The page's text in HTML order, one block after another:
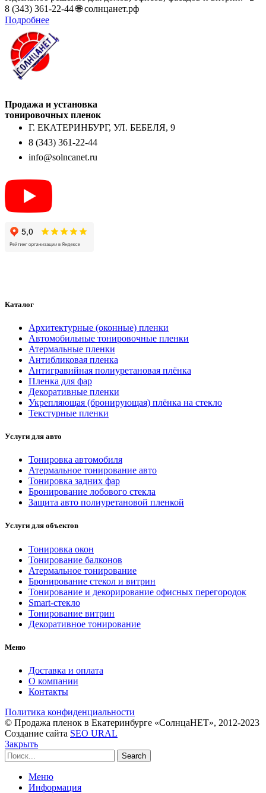
8 (343) 361-22-44 🌐 солнцанет.рф
Подробнее
Продажа и установка
тонировочных пленок
Г. ЕКАТЕРИНБУРГ, УЛ. БЕБЕЛЯ, 9
8 (343) 361-22-44
info@solncanet.ru
Каталог
Архитектурные (оконные) пленки
Автомобильные тонировочные пленки
Атермальные пленки
Антибликовая пленка
Антигравийная полиуретановая плёнка
Пленка для фар
Декоративные пленки
Укрепляющая (бронирующая) плёнка на стекло
Текстурные пленки
Услуги для авто
Тонировка автомобиля
Атермальное тонирование авто
Тонировка задних фар
Бронирование лобового стекла
Защита авто полиуретановой пленкой
Услуги для объектов
Тонировка окон
Тонирование балконов
Атермальное тонирование
Бронирование стекол и витрин
Тонирование и декорирование офисных перегородок
Smart-стекло
Тонирование витрин
Декоративное тонирование
Меню
Доставка и оплата
О компании
Контакты
Политика конфиденциальности
© Продажа пленок в Екатеринбурге «СолнцаНЕТ», 2012-2023
Создание сайта SEO URAL
Закрыть
Search
Меню
Информация